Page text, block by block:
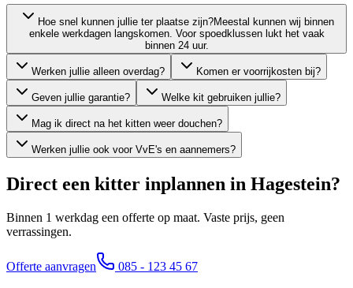
Hoe snel kunnen jullie ter plaatse zijn?Meestal kunnen wij binnen
enkele werkdagen langskomen. Voor spoedklussen lukt het vaak
binnen 24 uur.
Werken jullie alleen overdag? Komen er voorrijkosten bij?
Geven jullie garantie? Welke kit gebruiken jullie?
Mag ik direct na het kitten weer douchen?
Werken jullie ook voor VvE's en aannemers?
Direct een kitter inplannen in Hagestein?
Binnen 1 werkdag een offerte op maat. Vaste prijs, geen
verrassingen.
Offerte aanvragen 085 - 123 45 67